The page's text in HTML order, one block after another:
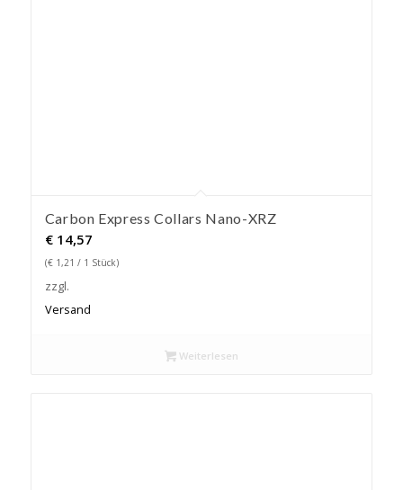
Carbon Express Collars Nano-XRZ
€14,57
(€1,21 / 1 Stück)
zzgl.
Versand
Weiterlesen